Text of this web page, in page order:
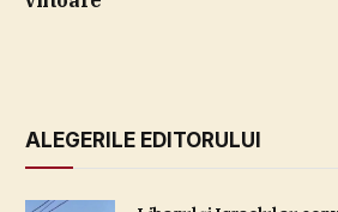
ALEGERILE EDITORULUI